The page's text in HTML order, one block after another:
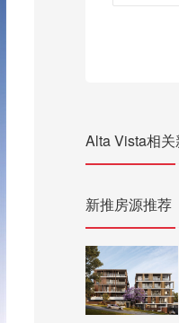
Alta Vista相关
新推房源推荐